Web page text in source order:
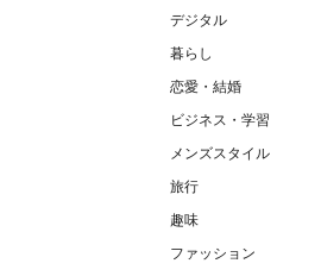
デジタル
暮らし
恋愛・結婚
ビジネス・学習
メンズスタイル
旅行
趣味
ファッション